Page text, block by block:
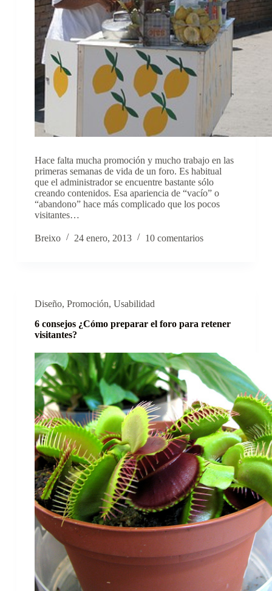
Hace falta mucha promoción y mucho trabajo en las
primeras semanas de vida de un foro. Es habitual
que el administrador se encuentre bastante sólo
creando contenidos. Esa apariencia de “vacío” o
“abandono” hace más complicado que los pocos
visitantes…
Breixo 24 enero, 2013 10 comentarios
Diseño, Promoción, Usabilidad
6 consejos ¿Cómo preparar el foro para retener
visitantes?